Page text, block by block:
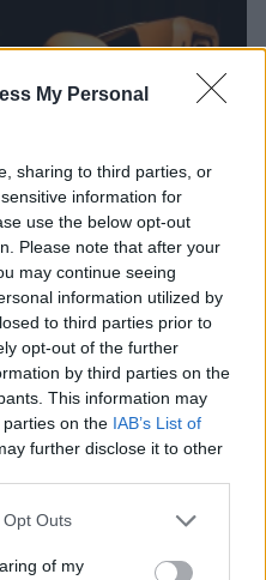
My Personal
sharing to third parties, or
information for
use the below opt-out
Please note that after your
may continue seeing
information utilized by
to third parties prior to
opt-out of the further
by third parties on the
This information may
on the IAB’s List of
further disclose it to other
uses one or more Google
behaviour. You may click to
Outs
of my
καρδιά της Αθήνας